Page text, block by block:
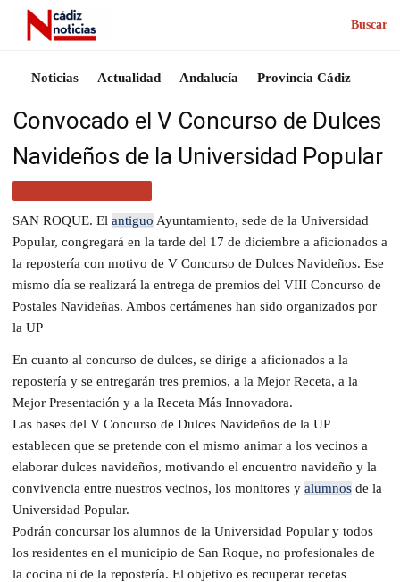
Buscar
Noticias Actualidad Andalucía Provincia Cádiz
Convocado el V Concurso de Dulces
Navideños de la Universidad Popular
SAN ROQUE. El antiguo Ayuntamiento, sede de la Universidad
Popular, congregará en la tarde del 17 de diciembre a aficionados a
la repostería con motivo de V Concurso de Dulces Navideños. Ese
mismo día se realizará la entrega de premios del VIII Concurso de
Postales Navideñas. Ambos certámenes han sido organizados por
la UP
En cuanto al concurso de dulces, se dirige a aficionados a la
repostería y se entregarán tres premios, a la Mejor Receta, a la
Mejor Presentación y a la Receta Más Innovadora.
Las bases del V Concurso de Dulces Navideños de la UP
establecen que se pretende con el mismo animar a los vecinos a
elaborar dulces navideños, motivando el encuentro navideño y la
convivencia entre nuestros vecinos, los monitores y alumnos de la
Universidad Popular.
Podrán concursar los alumnos de la Universidad Popular y todos
los residentes en el municipio de San Roque, no profesionales de
la cocina ni de la repostería. El objetivo es recuperar recetas